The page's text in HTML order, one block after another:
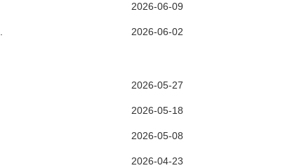
2026-06-09
2026-06-02
2026-05-27
2026-05-18
2026-05-08
2026-04-23